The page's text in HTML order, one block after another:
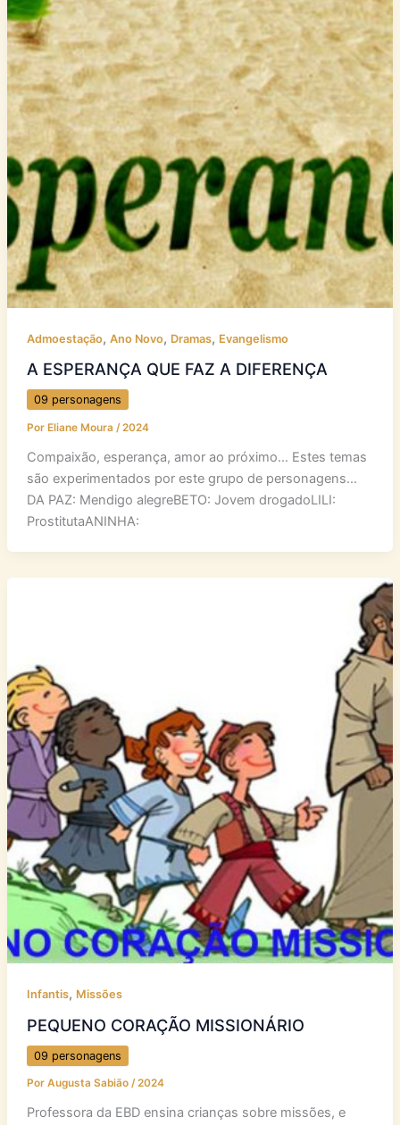
Admoestação, Ano Novo, Dramas, Evangelismo
A ESPERANÇA QUE FAZ A DIFERENÇA
09 personagens
Por Eliane Moura /2024
Compaixão, esperança, amor ao próximo… Estes temas
são experimentados por este grupo de personagens…
DA PAZ: Mendigo alegreBETO: Jovem drogadoLILI:
ProstitutaANINHA:
Infantis, Missões
PEQUENO CORAÇÃO MISSIONÁRIO
09 personagens
Por Augusta Sabião /2024
Professora da EBD ensina crianças sobre missões, e